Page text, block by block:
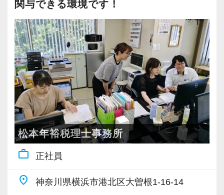
共通しているのは“諦めない心”を持っているこ
と。
未経験のオフィスワークでも前向きに取り組み
続けることができる人、わからないことは一人
で悩まずにどんどん聞ける人は、ぐんぐん成長
できるはずです。
まったくの未経験者は、一通りの仕事に慣れる
までが大変かもしれません。
でも、同じように未経験から一人前になった先
輩がたくさんいます。
だからこそ未経験者の気持ちを理解しており、
わからないことや悩みにはきちんと手を止めて
って頂きます。決算書が出来ましたら、先輩ス
タッフ・オフィス責任者からのチェックと国税
OBのダブルチェックがあります。
当社ならではの「仕事のステップ」を踏みなが
ら実務を経験することで、半年もすればある程
度一人で仕事をすることができるようになりま
す。
これまでも多くのインターン生が実践型インタ
ーン制度を使い、ステップアップを実現してき
実践型インターンを通して学校では絶対に学ぶ
ています】
積み重ねてこられた知識と経験を生かして、さ
らなる活躍の場を求めている貴方の力を発揮で
きる職場です。
新たなマネージャー候補として、将来的にオフ
ィスを任せられる方の力を求めています。
税理士資格がなくてもOK！
やる気とコミュニケーション能力を重視しま
す。
税理士はサービス業です。誠実に仕事を行い、
れる方を求めています。
前例のない業務でも「まずはやってみよう」と
いう姿勢で業務に取り組んでいるスタッフが多
く活躍しています。
20～30代の意欲ある若手が多く、何かと話し声
が飛び交う活気ある職場です。
例えば、
「○○さんの案件どうなってる？」
「▲▲社の税務調査について相談があって…」
「ちょっとやってみたいことが」
など、相談・雑談・声かけなど会話の種類を問
る雰囲気があります。
ています。
他ではなかなか得ることができないスキルや経
験を積み、仕事の幅を広げてください。
【仕事もプライベートも大事にしたい！スキル
アップも図りたい！そんなあなたの希望を叶え
ます！】
他の事務所に比べ残業は少なくなっているの
は、スタッフ個々のスキルアップを大切にして
いるからです。
当事務所の最寄駅である大倉山駅から横浜駅ま
で電車で10分、渋谷駅まで20分です。
関与できる環境です！
松本年裕税理士事務所
work_outline 正社員
place 神奈川県横浜市港北区大曽根1-16-14